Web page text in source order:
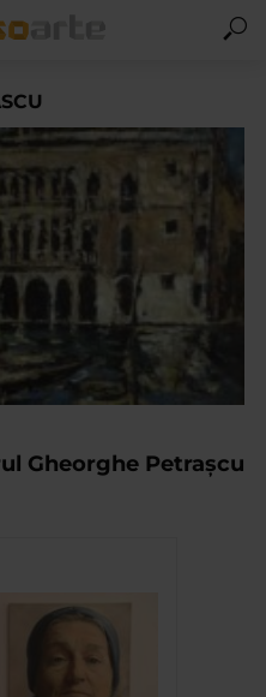
Gheorghe Petraşcu